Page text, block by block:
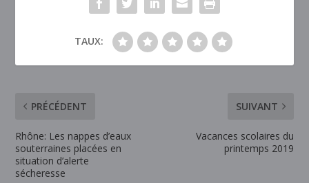
TAUX:
PRÉCÉDENT
Rhône: Les nappes d’eaux
souterraines placées en
situation d’alerte
sécheresse
SUIVANT
Vacances scolaires du
printemps 2019